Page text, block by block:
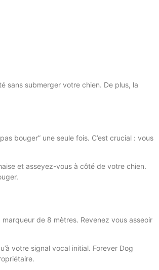
sans submerger votre chien. De plus, la
bouger” une seule fois. C’est crucial : vous
et asseyez-vous à côté de votre chien.
de 8 mètres. Revenez vous asseoir
votre signal vocal initial. Forever Dog